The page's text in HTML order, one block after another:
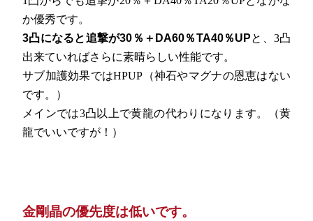
か優秀です。
3凸になると追撃が30％＋DA60％TA40％UPと、3凸
出来ていればさらに素晴らしい性能です。
サブ加護効果ではHPUP（神石やマグナの恩恵はない
です。）
メインでは3凸以上で黄龍の代わりになります。（黄
龍でいいですが！）
金剛晶の優先度は低いです。